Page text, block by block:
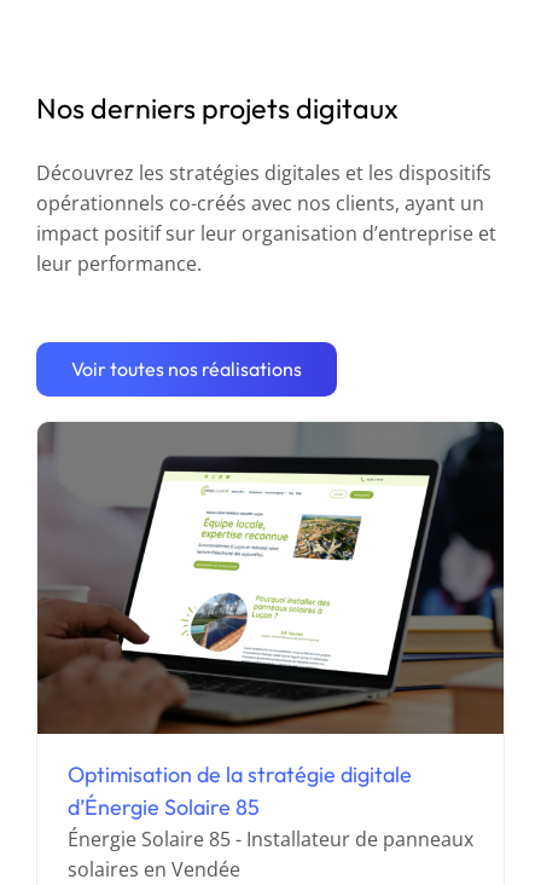
Nos derniers projets digitaux
Découvrez les stratégies digitales et les dispositifs
opérationnels co-créés avec nos clients, ayant un
impact positif sur leur organisation d’entreprise et
leur performance.
Voir toutes nos réalisations
Optimisation de la stratégie digitale
Optimisation de la stratégie digitale
d’Énergie Solaire 85
Énergie Solaire 85 - Installateur de panneaux
solaires en Vendée
Recherche, configuration et intégration
d’un chatbot Intercom pour Dome Solar